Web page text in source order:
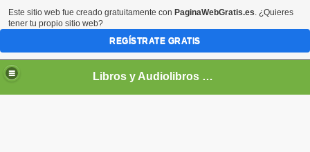
Libros y Audiolibros Para emprendedores
Este sitio web fue creado gratuitamente con PaginaWebGratis.es. ¿Quieres
tener tu propio sitio web?
REGÍSTRATE GRATIS